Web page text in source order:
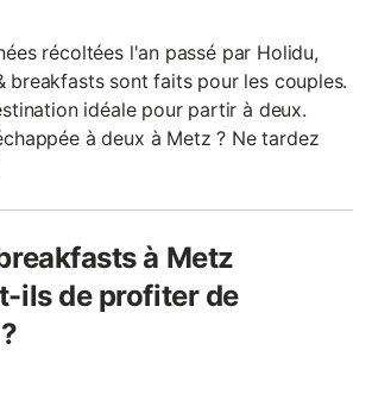
récoltées l'an passé par Holidu,
breakfasts sont faits pour les couples.
idéale pour partir à deux.
à deux à Metz ? Ne tardez
à Metz
ils de profiter de